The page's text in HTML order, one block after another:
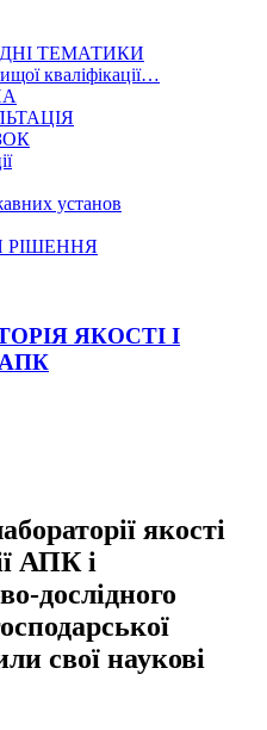
ТЕМАТИКИ
кваліфікації…
установ
РІШЕННЯ
ЯКОСТІ І
якості
АПК і
дослідного
свої наукові